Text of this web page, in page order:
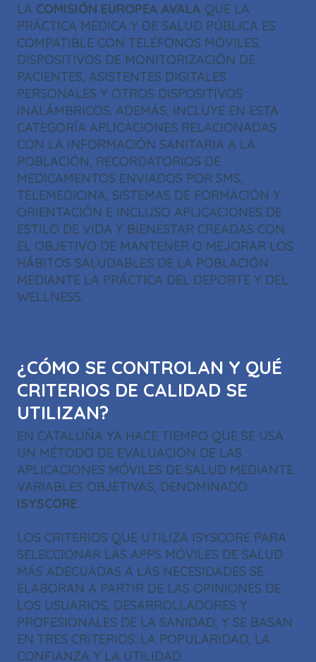
LA COMISIÓN EUROPEA AVALA QUE LA
PRÁCTICA MÉDICA Y DE SALUD PÚBLICA ES
COMPATIBLE CON TELÉFONOS MÓVILES,
DISPOSITIVOS DE MONITORIZACIÓN DE
PACIENTES, ASISTENTES DIGITALES
PERSONALES Y OTROS DISPOSITIVOS
INALÁMBRICOS. ADEMÁS, INCLUYE EN ESTA
CATEGORÍA APLICACIONES RELACIONADAS
CON LA INFORMACIÓN SANITARIA A LA
POBLACIÓN, RECORDATORIOS DE
MEDICAMENTOS ENVIADOS POR SMS,
TELEMEDICINA, SISTEMAS DE FORMACIÓN Y
ORIENTACIÓN E INCLUSO APLICACIONES DE
ESTILO DE VIDA Y BIENESTAR CREADAS CON
EL OBJETIVO DE MANTENER O MEJORAR LOS
HÁBITOS SALUDABLES DE LA POBLACIÓN
MEDIANTE LA PRÁCTICA DEL DEPORTE Y DEL
WELLNESS.
¿CÓMO SE CONTROLAN Y QUÉ
CRITERIOS DE CALIDAD SE
UTILIZAN?
EN CATALUÑA YA HACE TIEMPO QUE SE USA
UN MÉTODO DE EVALUACIÓN DE LAS
APLICACIONES MÓVILES DE SALUD MEDIANTE
VARIABLES OBJETIVAS, DENOMINADO
ISYSCORE.
LOS CRITERIOS QUE UTILIZA ISYSCORE PARA
SELECCIONAR LAS APPS MÓVILES DE SALUD
MÁS ADECUADAS A LAS NECESIDADES SE
ELABORAN A PARTIR DE LAS OPINIONES DE
LOS USUARIOS, DESARROLLADORES Y
PROFESIONALES DE LA SANIDAD, Y SE BASAN
EN TRES CRITERIOS: LA POPULARIDAD, LA
CONFIANZA Y LA UTILIDAD.